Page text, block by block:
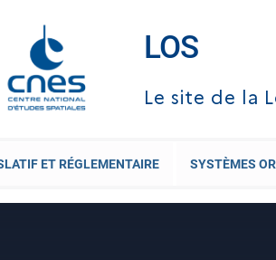
LOS
Le site de la
ET RÉGLEMENTAIRE SYSTÈMES